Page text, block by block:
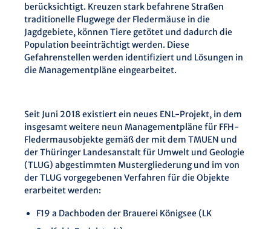
berücksichtigt. Kreuzen stark befahrene Straßen
traditionelle Flugwege der Fledermäuse in die
Jagdgebiete, können Tiere getötet und dadurch die
Population beeinträchtigt werden. Diese
Gefahrenstellen werden identifiziert und Lösungen in
die Managementpläne eingearbeitet.
Seit Juni 2018 existiert ein neues ENL-Projekt, in dem
insgesamt weitere neun Managementpläne für FFH-
Fledermausobjekte gemäß der mit dem TMUEN und
der Thüringer Landesanstalt für Umwelt und Geologie
(TLUG) abgestimmten Mustergliederung und im von
der TLUG vorgegebenen Verfahren für die Objekte
erarbeitet werden:
F19 a Dachboden der Brauerei Königsee (LK